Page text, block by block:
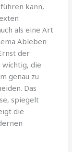
kann,
als eine Art
Ableben
der
wichtig, die
genau zu
Das
spiegelt
die